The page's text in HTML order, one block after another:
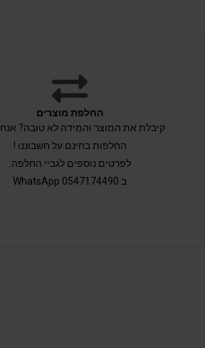
החלפת מוצרים
קיבלת את המוצר והמידה לא טובה?
החלפות בחינם על חשבוננו !
לפרטים נוספים לגביי החלפה:
ב 0547174490 WhatsApp